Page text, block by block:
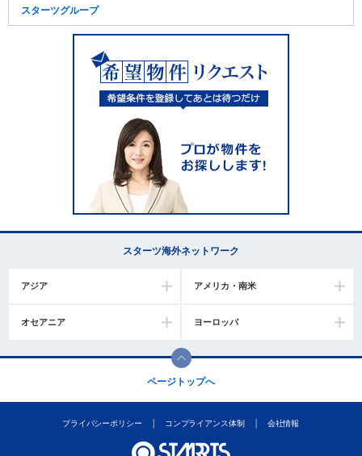
スターツグループ
スターツ海外ネットワーク
アジア アメリカ・南米
オセアニア ヨーロッパ
ページトップへ
プライバシーポリシー コンプライアンス体制 会社情報